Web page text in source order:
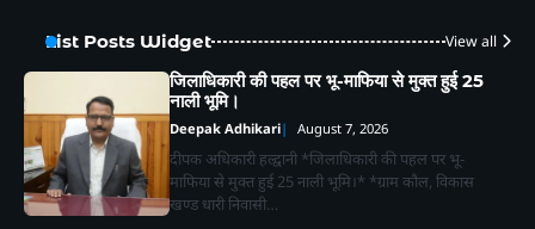
List Posts Widget View all
जिलाधिकारी की पहल पर भू-माफिया से मुक्त हुई 25
नाली भूमि।
Deepak Adhikari August 7, 2026
दीपक अधिकारी हल्द्वानी *जिलाधिकारी की पहल पर भू-
माफिया से मुक्त हुई 25 नाली भूमि।* *ग्राम कौल, विकास
खण्ड धारी निवासी…